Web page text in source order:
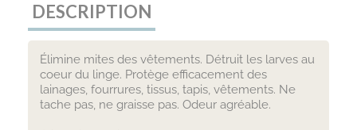
DESCRIPTION
Élimine mites des vêtements. Détruit les larves au
coeur du linge. Protège efficacement des
lainages, fourrures, tissus, tapis, vêtements. Ne
tache pas, ne graisse pas. Odeur agréable.